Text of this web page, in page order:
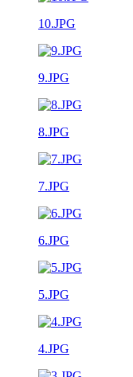
10.JPG
9.JPG
8.JPG
7.JPG
6.JPG
5.JPG
4.JPG